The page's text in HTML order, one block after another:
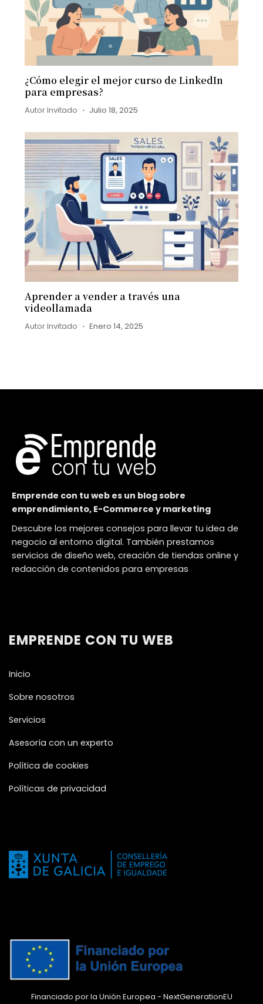
¿Cómo elegir el mejor curso de LinkedIn
para empresas?
Autor Invitado Julio 18, 2025
Aprender a vender a través una
videollamada
Autor Invitado Enero 14, 2025
Emprende con tu web es un blog sobre
emprendimiento, E-Commerce y marketing
Descubre los mejores consejos para llevar tu idea de
negocio al entorno digital. También prestamos
servicios de diseño web, creación de tiendas online y
redacción de contenidos para empresas
EMPRENDE CON TU WEB
Inicio
Sobre nosotros
Servicios
Asesoría con un experto
Política de cookies
Políticas de privacidad
Financiado por la Unión Europea - NextGenerationEU